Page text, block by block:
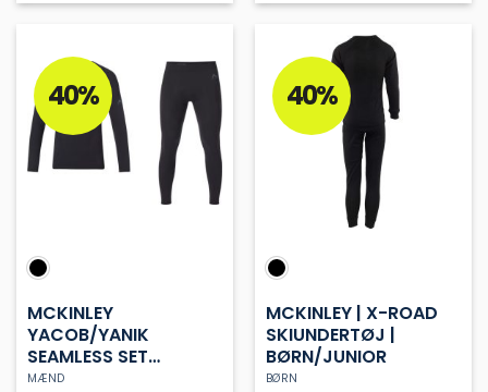
vare
varianter.
Mulighederne
kan
vælges
på
varesiden
vare
har
flere
varianter.
Mulighederne
kan
vælges
på
varesiden
40%
MÆND
MCKINLEY
YACOB/YANIK
SEAMLESS SET
HERRE
40%
BØRN
MCKINLEY | X-ROAD
SKIUNDERTØJ |
BØRN/JUNIOR